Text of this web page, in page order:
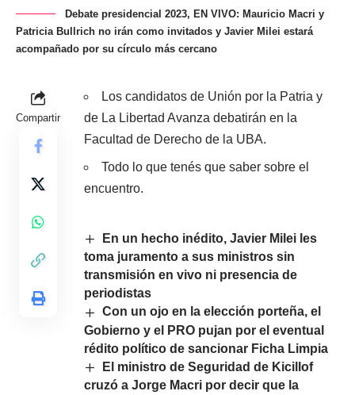
Debate presidencial 2023, EN VIVO: Mauricio Macri y
Patricia Bullrich no irán como invitados y Javier Milei estará
acompañado por su círculo más cercano
Compartir
Los candidatos de Unión por la Patria y
de La Libertad Avanza debatirán en la
Facultad de Derecho de la UBA.
Todo lo que tenés que saber sobre el
encuentro.
En un hecho inédito, Javier Milei les
toma juramento a sus ministros sin
transmisión en vivo ni presencia de
periodistas
Con un ojo en la elección porteña, el
Gobierno y el PRO pujan por el eventual
rédito político de sancionar Ficha Limpia
El ministro de Seguridad de Kicillof
cruzó a Jorge Macri por decir que la